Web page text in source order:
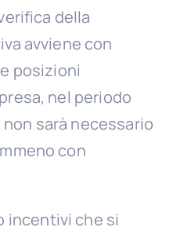
della
avviene con
posizioni
nel periodo
non sarà necessario
con
incentivi che si